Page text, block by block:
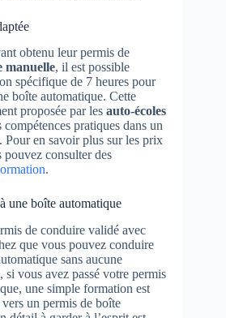
obtenu leur permis de
manuelle, il est possible
spécifique de 7 heures pour
boîte automatique. Cette
proposée par les auto-écoles
compétences pratiques dans un
Pour en savoir plus sur les prix
consulter des
.
une boîte automatique
de conduire validé avec
que vous pouvez conduire
sans aucune
vous avez passé votre permis
une simple formation est
un permis de boîte